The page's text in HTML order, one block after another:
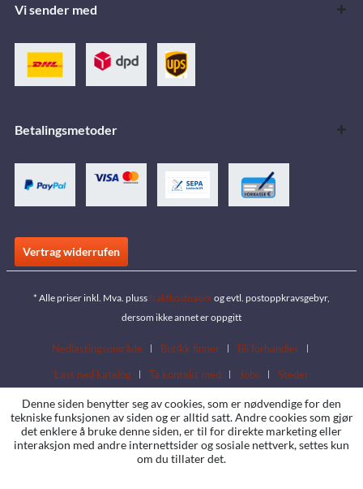
Vi sender med
Betalingsmetoder
Vertrag widerrufen
* Alle priser inkl. Mva. plussfraktkostnaderog evtl. postoppkravsgebyr,
dersom ikke annet er oppgitt
Nedlastingsområde Butikk finner
Bli forhandler
Last ned katalog
Ta kontakt med Jobs Steder
Denne siden benytter seg av cookies, som er nødvendige for den
tekniske funksjonen av siden og er alltid satt. Andre cookies som gjør
det enklere å bruke denne siden, er til for direkte marketing eller
interaksjon med andre internettsider og sosiale nettverk, settes kun
om du tillater det.